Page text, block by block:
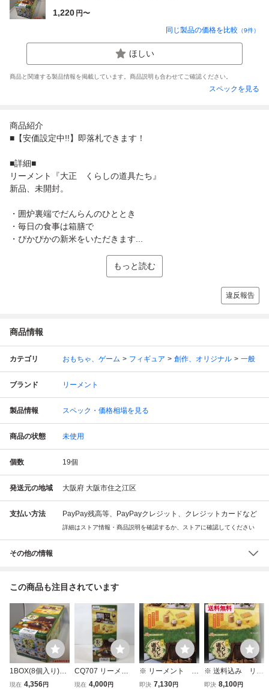
1,220 円〜
同じ製品の価格を比較 （9件）
ほしい
商品と関連する製品情報を掲載しています。商品説明も合わせてご確認ください。
スペックを見る
商品紹介
■【安価設定中!!】即落札できます！
■詳細■
リーメント『大正 くらしの道具たち』
新品、未開封。
・囲炉裏端でだんらんのひととき
・毎日の食事は箱膳で
・ぴかぴかの新米をいただきます...
もっと読む
違反報告
商品情報
カテゴリ おもちゃ、ゲーム フィギュア 創作、オリジナル 一般
ブランド リーメント
製品情報 スペック・価格相場を見る
商品の状態 未使用
個数 19個
発送元の地域 大阪府 大阪市住之江区
支払い方法 PayPay残高等、PayPayクレジット、クレジットカードなど
詳細はストア情報・商品説明を確認するか、ストアに確認してください
その他の情報
この商品も注目されています
1BOX(8個入り)リ
ーメント『大正
現在 4,356円
CQ707 リーメン
ト 大正 くらしの
現在 4,000円
※ リーメント 大
正くらしの道具た
即決 7,130円
送料無料
※ 送料込み リー
メント 大正くら
即決 8,100円